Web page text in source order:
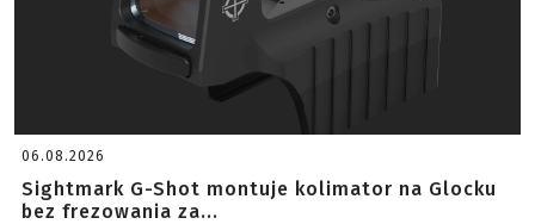
06.08.2026
Sightmark G-Shot montuje kolimator na Glocku
bez frezowania za...